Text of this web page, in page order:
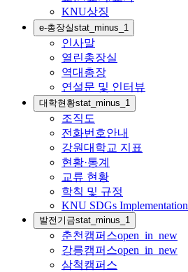
KNU상징
e-총장실stat_minus_1
인사말
열린총장실
역대총장
연설문 및 인터뷰
대학현황stat_minus_1
조직도
전화번호안내
강원대학교 지표
현황·통계
교류 현황
학칙 및 규정
KNU SDGs Implementation
발전기금stat_minus_1
춘천캠퍼스open_in_new
강릉캠퍼스open_in_new
삼척캠퍼스